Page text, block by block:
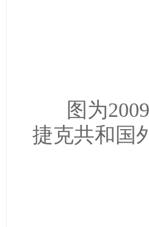
图为
捷克共和国